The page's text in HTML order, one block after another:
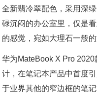
全新翡冷翠配色，采用深
碌沉闷的办公室里，仅是
的感觉，宛如大理石一般的
华为MateBook X Pro
计，在笔记本产品中首度
于业界其他的窄边框的笔